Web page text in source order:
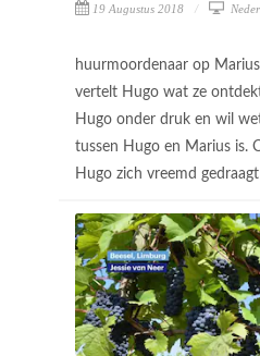
19 Augustus 2018
huurmoordenaar op
vertelt Hugo wat ze
Hugo onder druk en wil
tussen Hugo en Marius is.
Hugo zich vreemd gedraagt